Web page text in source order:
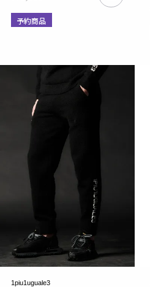
予約商品
1piu1uguale3